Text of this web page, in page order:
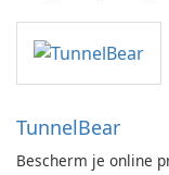
TunnelBear
Bescherm je online